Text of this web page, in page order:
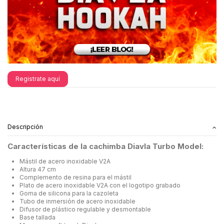
Registrate aquí
Descripción
Características de la cachimba Diavla Turbo Model:
Mástil de acero inoxidable V2A
Altura 47 cm
Complemento de resina para el mástil
Plato de acero inoxidable V2A con el logotipo grabado
Goma de silicona para la cazoleta
Tubo de inmersión de acero inoxidable
Difusor de plástico regulable y desmontable
Base tallada